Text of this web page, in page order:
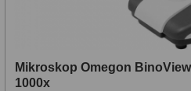
Mikroskop Omegon
1000x